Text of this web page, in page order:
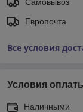
Европочта
Все условия
Условия
Наличными